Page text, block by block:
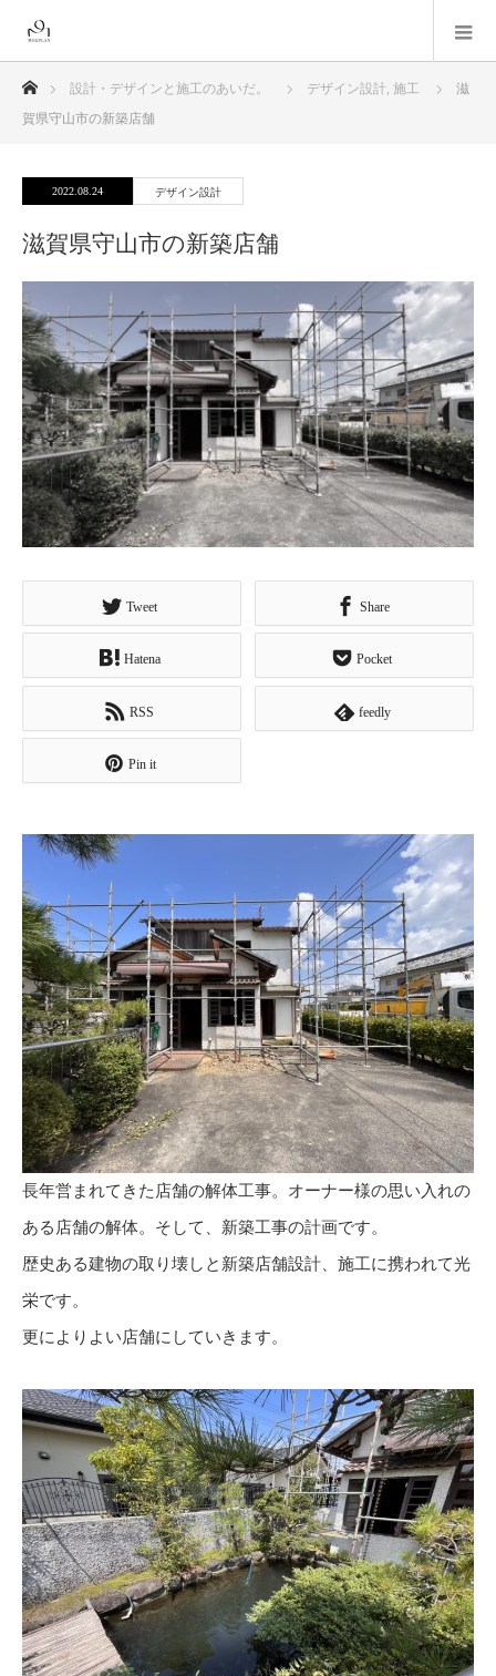
ホーム設計・デザインと施工のあいだ。 デザイン設計, 施工
滋
賀県守山市の新築店舗
2022.08.24 デザイン設計
滋賀県守山市の新築店舗
Tweet Share
Hatena Pocket
RSS feedly
Pin it
長年営まれてきた店舗の解体工事。オーナー様の思い入れの
ある店舗の解体。そして、新築工事の計画です。
歴史ある建物の取り壊しと新築店舗設計、施工に携われて光
栄です。
更によりよい店舗にしていきます。